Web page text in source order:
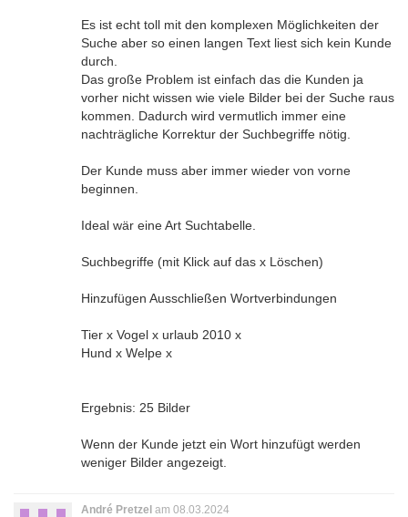
Es ist echt toll mit den komplexen Möglichkeiten der
Suche aber so einen langen Text liest sich kein Kunde
durch.
Das große Problem ist einfach das die Kunden ja
vorher nicht wissen wie viele Bilder bei der Suche raus
kommen. Dadurch wird vermutlich immer eine
nachträgliche Korrektur der Suchbegriffe nötig.
Der Kunde muss aber immer wieder von vorne
beginnen.
Ideal wär eine Art Suchtabelle.
Suchbegriffe (mit Klick auf das x Löschen)
Hinzufügen Ausschließen Wortverbindungen
Tier x Vogel x urlaub 2010 x
Hund x Welpe x
Ergebnis: 25 Bilder
Wenn der Kunde jetzt ein Wort hinzufügt werden
weniger Bilder angezeigt.
André Pretzel am 08.03.2024